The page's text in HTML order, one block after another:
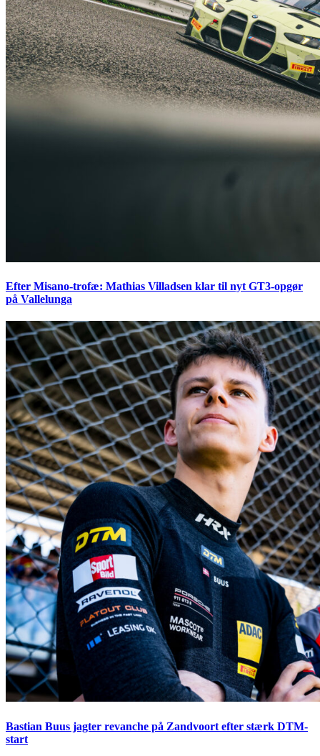
Efter Misano-trofæ: Mathias Villadsen klar til nyt GT3-opgør
på Vallelunga
Bastian Buus jagter revanche på Zandvoort efter stærk DTM-
start